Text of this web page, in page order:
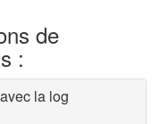
de
:
la log